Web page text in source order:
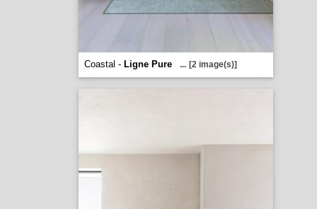
Coastal - Ligne Pure ... [2 image(s)]